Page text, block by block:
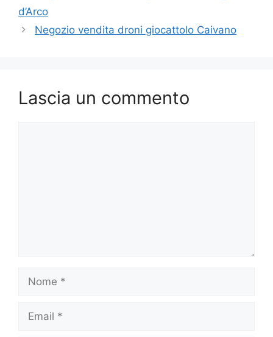
d’Arco
Negozio vendita droni giocattolo Caivano
Lascia un commento
Nome
Email